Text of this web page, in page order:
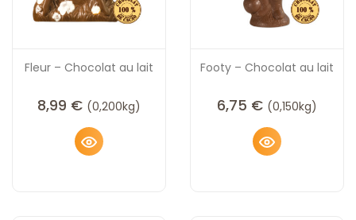
Fleur – Chocolat au lait
8,99 € (0,200kg)
Footy – Chocolat au lait
6,75 € (0,150kg)